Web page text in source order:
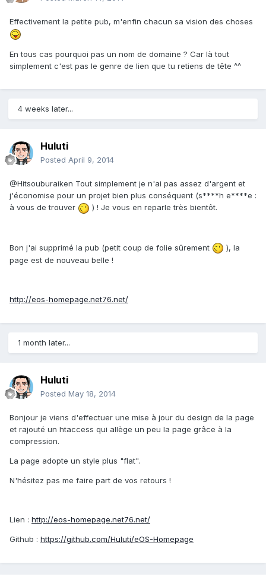
Effectivement la petite pub, m'enfin chacun sa vision des choses
En tous cas pourquoi pas un nom de domaine ? Car là tout
simplement c'est pas le genre de lien que tu retiens de tête ^^
4 weeks later...
Huluti
Posted April 9, 2014
@Hitsouburaiken Tout simplement je n'ai pas assez d'argent et
j'économise pour un projet bien plus conséquent (s****h e****e :
à vous de trouver
) ! Je vous en reparle très bientôt.
Bon j'ai supprimé la pub (petit coup de folie sûrement
), la
page est de nouveau belle !
http://eos-homepage.net76.net/
1 month later...
Huluti
Posted May 18, 2014
Bonjour je viens d'effectuer une mise à jour du design de la page
et rajouté un htaccess qui allège un peu la page grâce à la
compression.
La page adopte un style plus "flat".
N'hésitez pas me faire part de vos retours !
Lien : http://eos-homepage.net76.net/
Github : https://github.com/Huluti/eOS-Homepage